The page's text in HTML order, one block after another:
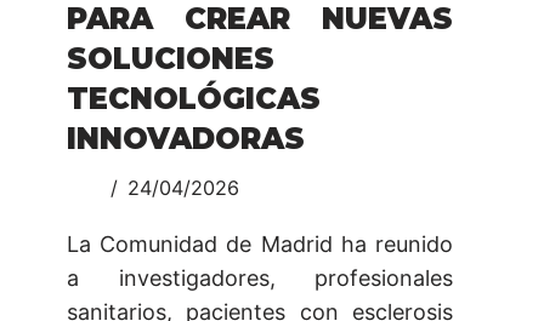
PARA CREAR NUEVAS
SOLUCIONES
TECNOLÓGICAS
INNOVADORAS
24/04/2026
La Comunidad de Madrid ha reunido
a investigadores, profesionales
sanitarios, pacientes con esclerosis